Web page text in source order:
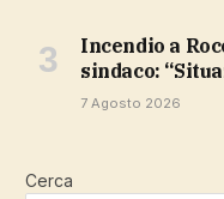
Incendio a Rocca di Cambio, l’allarme del
sindaco:
7 Agosto 2026
Cerca